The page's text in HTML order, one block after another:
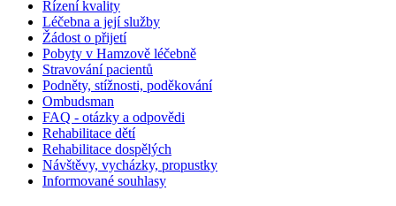
Řízení kvality
Léčebna a její služby
Žádost o přijetí
Pobyty v Hamzově léčebně
Stravování pacientů
Podněty, stížnosti, poděkování
Ombudsman
FAQ - otázky a odpovědi
Rehabilitace dětí
Rehabilitace dospělých
Návštěvy, vycházky, propustky
Informované souhlasy